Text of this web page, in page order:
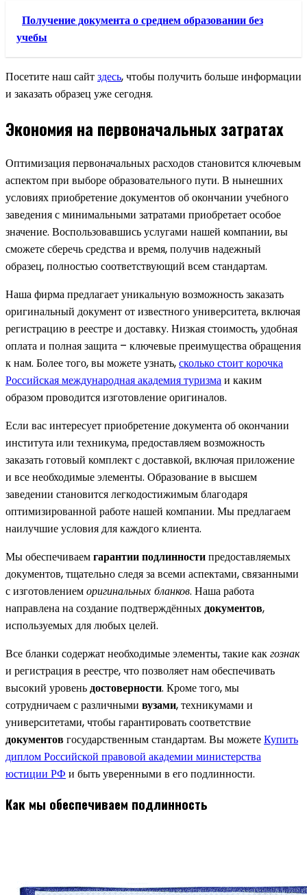
Получение документа о среднем образовании без
учебы
Посетите наш сайтздесь, чтобы получить больше информации
и заказать образец уже сегодня.
Экономия на первоначальных затратах
Оптимизация первоначальных расходов становится ключевым
аспектом при выборе образовательного пути. В нынешних
условиях приобретение документов об окончании учебного
заведения с минимальными затратами приобретает особое
значение. Воспользовавшись услугами нашей компании, вы
сможете сберечь средства и время, получив надежный
образец, полностью соответствующий всем стандартам.
Наша фирма предлагает уникальную возможность заказать
оригинальный документ от известного университета, включая
регистрацию в реестре и доставку. Низкая стоимость, удобная
оплата и полная защита – ключевые преимущества обращения
к нам. Более того, вы можете узнать,сколько стоит корочка
Российская международная академия туризмаи каким
образом проводится изготовление оригиналов.
Если вас интересует приобретение документа об окончании
института или техникума, предоставляем возможность
заказать готовый комплект с доставкой, включая приложение
и все необходимые элементы. Образование в высшем
заведении становится легкодостижимым благодаря
оптимизированной работе нашей компании. Мы предлагаем
наилучшие условия для каждого клиента.
Мы обеспечиваемгарантии подлинностипредоставляемых
документов, тщательно следя за всеми аспектами, связанными
с изготовлениеморигинальных бланков. Наша работа
направлена на создание подтверждённыхдокументов,
используемых для любых целей.
Все бланки содержат необходимые элементы, такие какгознак
и регистрация в реестре, что позволяет нам обеспечивать
высокий уровеньдостоверности. Кроме того, мы
сотрудничаем с различными вузами, техникумами и
университетами, чтобы гарантировать соответствие
документовгосударственным стандартам. Вы можетеКупить
диплом Российской правовой академии министерства
юстиции РФ и быть уверенными в его подлинности.
Как мы обеспечиваем подлинность